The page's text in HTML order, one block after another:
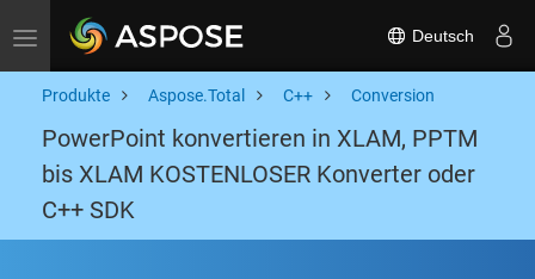
Toggle navigation Deutsch
Produkte Aspose.Total C++ Conversion
PowerPoint konvertieren in XLAM, PPTM
bis XLAM KOSTENLOSER Konverter oder
C++ SDK